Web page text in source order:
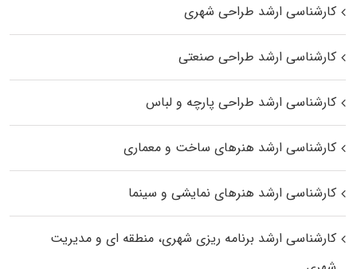
کارشناسی ارشد طراحی شهری
کارشناسی ارشد طراحی صنعتی
کارشناسی ارشد طراحی پارچه و لباس
کارشناسی ارشد هنرهای ساخت و معماری
کارشناسی ارشد هنرهای نمایشی و سینما
کارشناسی ارشد برنامه ریزی شهری، منطقه‌ ای و مدیریت